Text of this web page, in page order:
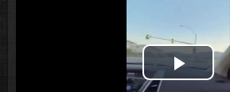
Play